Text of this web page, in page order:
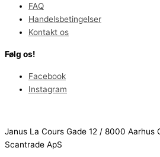
FAQ
Handelsbetingelser
Kontakt os
Følg os!
Facebook
Instagram
Janus La Cours Gade 12 / 8000 Aarhus
Scantrade ApS